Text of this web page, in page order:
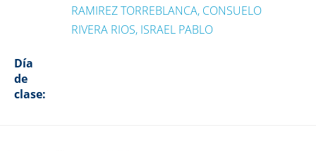
RAMIREZ TORREBLANCA, CONSUELO
RIVERA RIOS, ISRAEL PABLO
Día
de
clase: